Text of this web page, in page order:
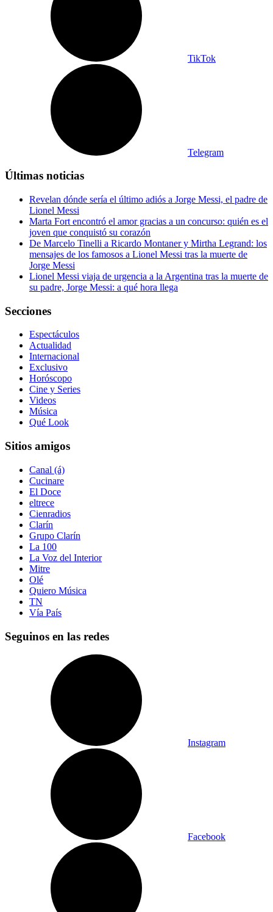
TikTok
Telegram
Últimas noticias
Revelan dónde sería el último adiós a Jorge Messi, el padre de
Lionel Messi
Marta Fort encontró el amor gracias a un concurso: quién es el
joven que conquistó su corazón
De Marcelo Tinelli a Ricardo Montaner y Mirtha Legrand: los
mensajes de los famosos a Lionel Messi tras la muerte de
Jorge Messi
Lionel Messi viaja de urgencia a la Argentina tras la muerte de
su padre, Jorge Messi: a qué hora llega
Secciones
Espectáculos
Actualidad
Internacional
Exclusivo
Horóscopo
Cine y Series
Videos
Música
Qué Look
Sitios amigos
Canal (á)
Cucinare
El Doce
eltrece
Cienradios
Clarín
Grupo Clarín
La 100
La Voz del Interior
Mitre
Olé
Quiero Música
TN
Vía País
Seguinos en las redes
Instagram
Facebook